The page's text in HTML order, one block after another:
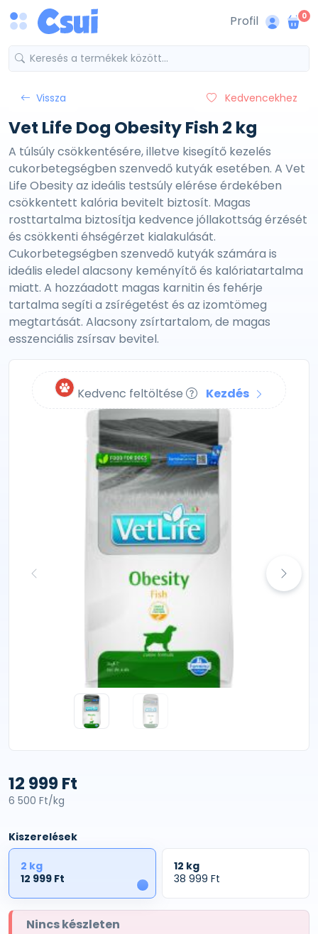
Profil 0
Vissza Kedvencekhez
Vet Life Dog Obesity Fish 2 kg
A túlsúly csökkentésére, illetve kisegítő kezelés
cukorbetegségben szenvedő kutyák esetében. A Vet
Life Obesity az ideális testsúly elérése érdekében
csökkentett kalória bevitelt biztosít. Magas
rosttartalma biztosítja kedvence jóllakottság érzését
és csökkenti éhségérzet kialakulását.
Cukorbetegségben szenvedő kutyák számára is
ideális eledel alacsony keményítő és kalóriatartalma
miatt. A hozzáadott magas karnitin és fehérje
tartalma segíti a zsírégetést és az izomtömeg
megtartását. Alacsony zsírtartalom, de magas
esszenciális zsírsav bevitel.
Kedvenc feltöltése Kezdés
12 999 Ft
6 500 Ft/kg
Kiszerelések
1
2 kg
12 999 Ft
12 kg
38 999 Ft
Nincs készleten